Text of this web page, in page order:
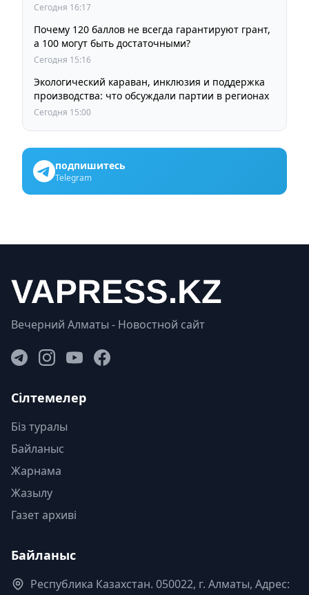
Сегодня 16:17
Почему 120 баллов не всегда гарантируют грант,
а 100 могут быть достаточными?
Сегодня 15:16
Экологический караван, инклюзия и поддержка
производства: что обсуждали партии в регионах
Сегодня 15:00
подпишитесь
Telegram
Вечерний Алматы - Новостной сайт
Сілтемелер
Біз туралы
Байланыс
Жарнама
Жазылу
Газет архиві
Байланыс
Республика Казахстан. 050022, г. Алматы, Адрес: